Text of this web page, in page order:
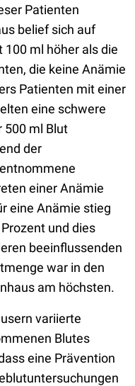
Patienten
belief sich auf
ml höher als die
die keine Anämie
Patienten mit einer
eine schwere
500 ml Blut
der
einer Anämie
eine Anämie stieg
und dies
beeinflussenden
war in den
am höchsten.
variierte
Blutes
eine Prävention